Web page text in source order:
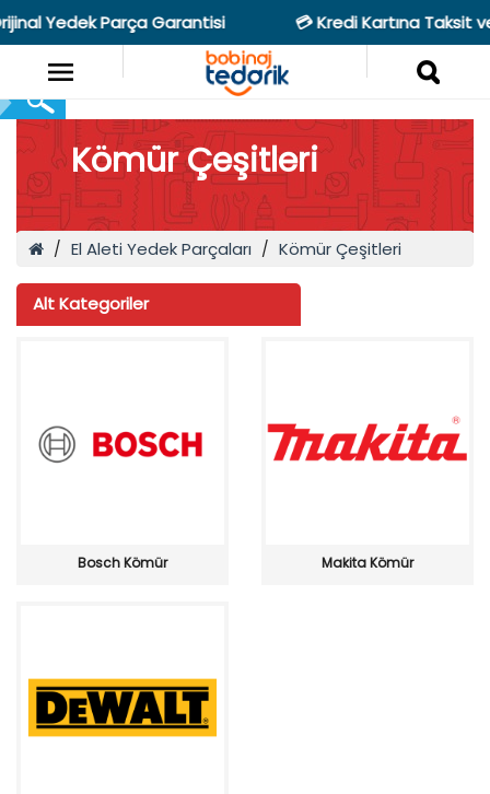
Yedek Parça Garantisi 💳 Kredi Kartına Taksit
Kömür Çeşitleri
El Aleti Yedek Parçaları Kömür Çeşitleri
Alt Kategoriler
Bosch Kömür Makita Kömür